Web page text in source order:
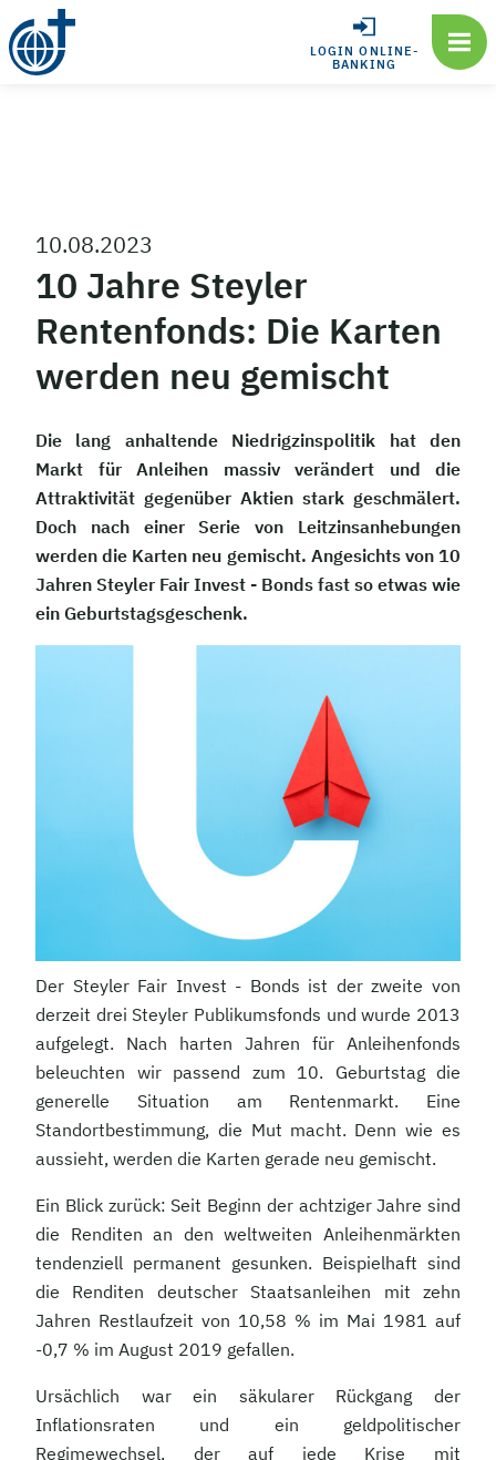
LOGIN ONLINE-
BANKING
10.08.2023
10 Jahre Steyler
Rentenfonds: Die Karten
werden neu gemischt
Die lang anhaltende Niedrigzinspolitik hat den
Markt für Anleihen massiv verändert und die
Attraktivität gegenüber Aktien stark geschmälert.
Doch nach einer Serie von Leitzinsanhebungen
werden die Karten neu gemischt. Angesichts von 10
Jahren Steyler Fair Invest - Bonds fast so etwas wie
ein Geburtstagsgeschenk.
Der Steyler Fair Invest - Bonds ist der zweite von
derzeit drei Steyler Publikumsfonds und wurde 2013
aufgelegt. Nach harten Jahren für Anleihenfonds
beleuchten wir passend zum 10. Geburtstag die
generelle Situation am Rentenmarkt. Eine
Standortbestimmung, die Mut macht. Denn wie es
aussieht, werden die Karten gerade neu gemischt.
Ein Blick zurück: Seit Beginn der achtziger Jahre sind
die Renditen an den weltweiten Anleihenmärkten
tendenziell permanent gesunken. Beispielhaft sind
die Renditen deutscher Staatsanleihen mit zehn
Jahren Restlaufzeit von 10,58 % im Mai 1981 auf
-0,7 % im August 2019 gefallen.
Ursächlich war ein säkularer Rückgang der
Inflationsraten und ein geldpolitischer
Regimewechsel, der auf jede Krise mit